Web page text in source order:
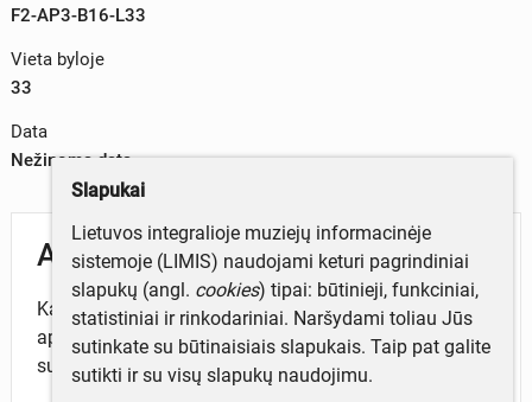
F2-AP3-B16-L33
Vieta byloje
33
Data
Nežinoma data
Aprašymas
Kalbama apie perduotus daiktus: sofa su lentynėle,
apvalus staliukas. Šį reikalą reikia asmeniškai aptarti
su Tarusku.
Slapukai
Lietuvos integralioje muziejų informacinėje
sistemoje (LIMIS) naudojami keturi pagrindiniai
slapukų (angl. cookies) tipai: būtinieji, funkciniai,
statistiniai ir rinkodariniai. Naršydami toliau Jūs
sutinkate su būtinaisiais slapukais. Taip pat galite
sutikti ir su visų slapukų naudojimu.